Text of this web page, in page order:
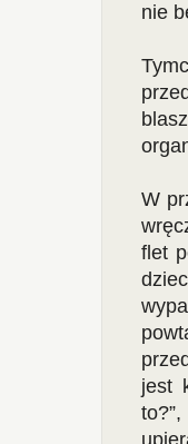
nie
W
flet
jest